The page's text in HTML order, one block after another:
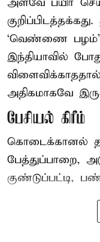
‘வெண்ணை பழம்’
இந்தியாவில்
அதிகமாகவே
பேசியல் கிரீம்
கொடைக்கானல்
பேத்துப்பாறை,
குண்டுப்பட்டி,